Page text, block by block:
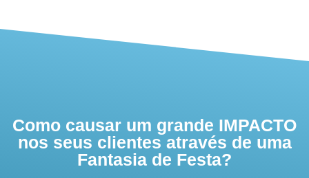
Como causar um grande IMPACTO
nos seus clientes através de uma
Fantasia de Festa?